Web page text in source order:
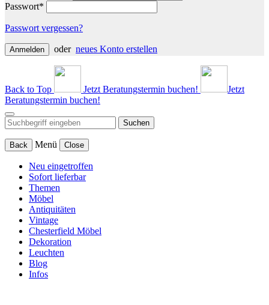
Passwort*
Passwort vergessen?
Anmelden oder neues Konto erstellen
Back to Top Jetzt Beratungstermin buchen!
Jetzt
Beratungstermin buchen!
Suchen
Back Menü Close
Neu eingetroffen
Sofort lieferbar
Themen
Möbel
Antiquitäten
Vintage
Chesterfield Möbel
Dekoration
Leuchten
Blog
Infos